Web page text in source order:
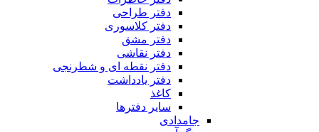
دفتر طراحی
دفتر کلاسوری
دفتر مشق
دفتر نقاشی
دفتر نقطه ای و شطرنجی
دفتر یادداشت
کاغذ
سایر دفترها
جامدادی